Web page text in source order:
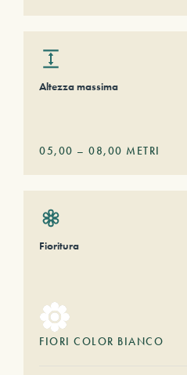
Altezza massima
05,00 – 08,00 METRI
Fioritura
FIORI COLOR BIANCO